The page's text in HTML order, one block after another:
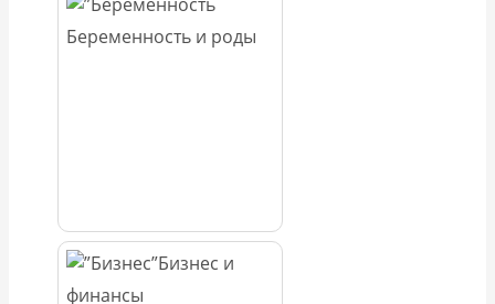
Беременность и роды
Бизнес и
финансы